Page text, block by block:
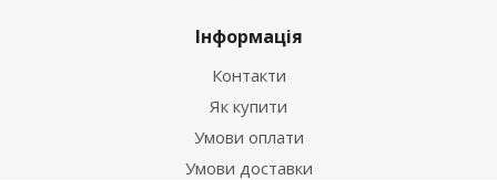
Інформація
Контакти
Як купити
Умови оплати
Умови доставки